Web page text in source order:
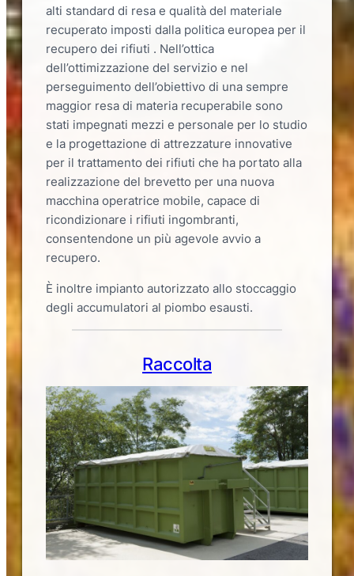
alti standard di resa e qualità del materiale
recuperato imposti dalla politica europea per il
recupero dei rifiuti . Nell’ottica
dell’ottimizzazione del servizio e nel
perseguimento dell’obiettivo di una sempre
maggior resa di materia recuperabile sono
stati impegnati mezzi e personale per lo studio
e la progettazione di attrezzature innovative
per il trattamento dei rifiuti che ha portato alla
realizzazione del brevetto per una nuova
macchina operatrice mobile, capace di
ricondizionare i rifiuti ingombranti,
consentendone un più agevole avvio a
recupero.
È inoltre impianto autorizzato allo stoccaggio
degli accumulatori al piombo esausti.
Raccolta